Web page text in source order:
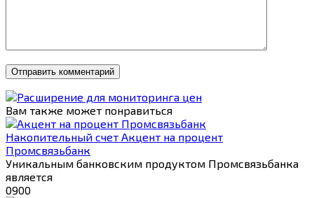
Вам также может понравиться
Накопительный счет Акцент на процент
Промсвязьбанк
Уникальным банковским продуктом Промсвязьбанка
является
0900